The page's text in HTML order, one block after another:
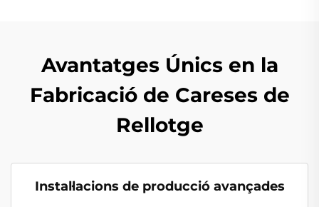
Avantatges Únics en la
Fabricació de Careses de
Rellotge
Instal·lacions de producció avançades